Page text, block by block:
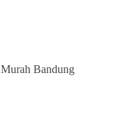
Bandung